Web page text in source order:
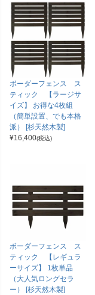
ボーダーフェンス ス
ティック 【ラージサ
イズ】 お得な4枚組
（簡単設置、でも本格
派） [杉天然木製]
¥16,400(税込)
ボーダーフェンス ス
ティック 【レギュラ
ーサイズ】 1枚単品
（大人気ロングセラ
ー） [杉天然木製]